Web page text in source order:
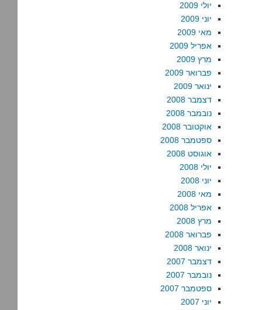
יולי 2009
יוני 2009
מאי 2009
אפריל 2009
מרץ 2009
פברואר 2009
ינואר 2009
דצמבר 2008
נובמבר 2008
אוקטובר 2008
ספטמבר 2008
אוגוסט 2008
יולי 2008
יוני 2008
מאי 2008
אפריל 2008
מרץ 2008
פברואר 2008
ינואר 2008
דצמבר 2007
נובמבר 2007
ספטמבר 2007
יוני 2007